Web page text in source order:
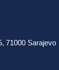
71000 Sarajevo